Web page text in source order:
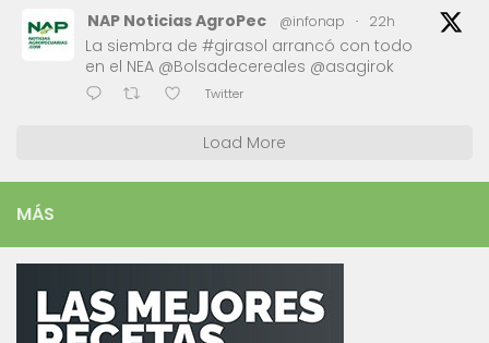
NAP Noticias AgroPec @infonap · 22h
La siembra de #girasol arrancó con todo
en el NEA @Bolsadecereales @asagirok
Twitter
Load More
MÁS